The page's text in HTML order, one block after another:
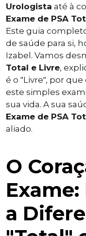
Urologista até à
Exame de PSA
Este guia
de saúde para si,
Izabel. Vamos
Total e Livre,
é o "Livre", por
este simples
sua vida. A sua
Exame de PSA
aliado.
O
a